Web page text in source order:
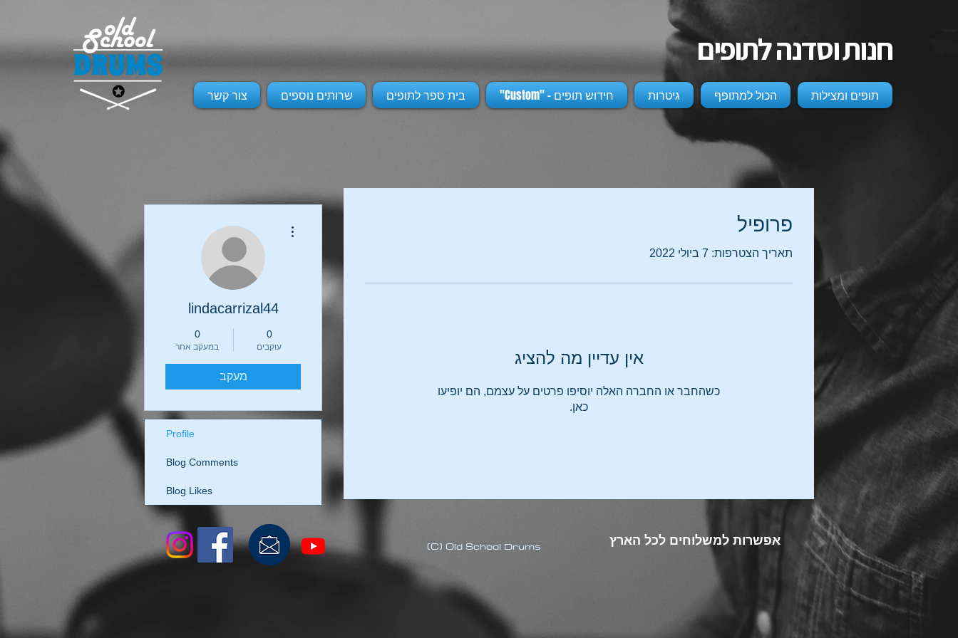
חנות וסדנה לתופים
תופים ומצילות הכול למתופף גיטרות חידוש תופים - "Custom" בית ספר לתופים שרותים נוספים צור קשר
פרופיל
תאריך הצטרפות: 7 ביולי 2022
אין עדיין מה להציג
כשהחבר או החברה האלה יוסיפו פרטים על עצמם, הם יופיעו
כאן.
lindacarrizal44
0
עוקבים
0
במעקב אחר
מעקב
Profile
Blog Comments
Blog Likes
(C) Old School Drums אפשרות למשלוחים לכל הארץ